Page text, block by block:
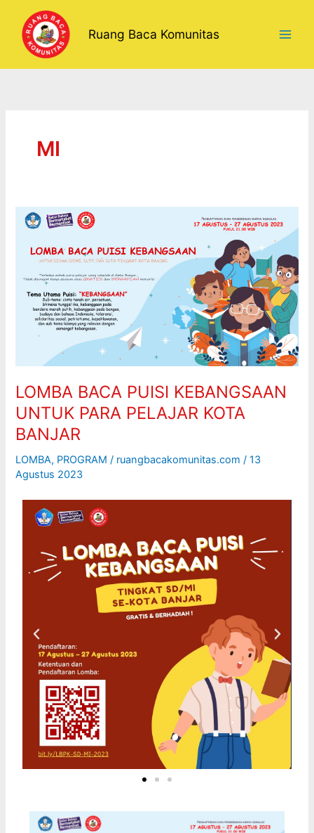
konten
Ruang Baca Komunitas
MI
LOMBA BACA PUISI KEBANGSAAN
UNTUK PARA PELAJAR KOTA
BANJAR
LOMBA, PROGRAM / ruangbacakomunitas.com/13
Agustus 2023
LOMBA
BACA
PUISI
KEBANGSAAN
UNTUK
PARA
PELAJAR
KOTA